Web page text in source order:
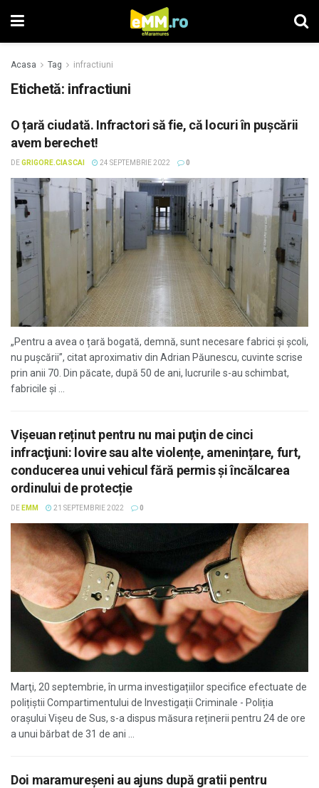
Acasa Tag infractiuni
Etichetă: infractiuni
O țară ciudată. Infractori să fie, că locuri în pușcării
avem berechet!
DEGRIGORE.CIASCAI 24 SEPTEMBRIE 2022 0
„Pentru a avea o țară bogată, demnă, sunt necesare fabrici și școli,
nu pușcării”, citat aproximativ din Adrian Păunescu, cuvinte scrise
prin anii 70. Din păcate, după 50 de ani, lucrurile s-au schimbat,
fabricile și ...
Vişeuan reținut pentru nu mai puţin de cinci
infracţiuni: lovire sau alte violențe, amenințare, furt,
conducerea unui vehicul fără permis și încălcarea
ordinului de protecție
DE EMM 21 SEPTEMBRIE 2022 0
Marţi, 20 septembrie, în urma investigațiilor specifice efectuate de
polițiștii Compartimentului de Investigații Criminale - Poliția
orașului Vișeu de Sus, s-a dispus măsura reținerii pentru 24 de ore
a unui bărbat de 31 de ani ...
Doi maramureşeni au ajuns după gratii pentru